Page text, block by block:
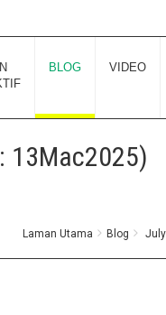
BLOG VIDEO
13Mac2025)
Laman Utama Blog